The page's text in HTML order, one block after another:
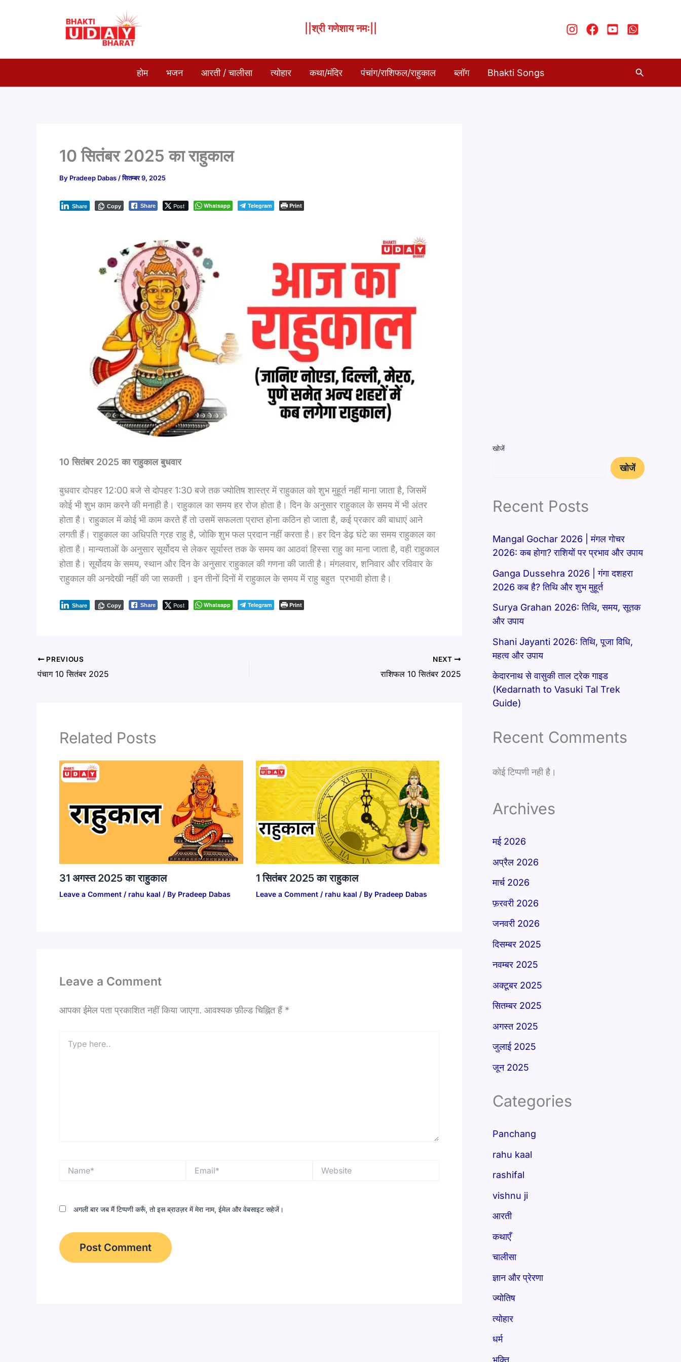
||श्री गणेशाय नमः||
होम भजन आरती / चालीसा त्योहार कथा/मंदिर पंचांग/राशिफल/राहुकाल ब्लॉग Bhakti Songs Search
10 सितंबर 2025 का राहुकाल
By Pradeep Dabas /सितम्बर 9, 2025
Share Post
Share Whatsapp Telegram
Copy Print
10 सितंबर 2025 का राहुकाल बुधवार
बुधवार दोपहर 12:00 बजे से दोपहर 1:30 बजे तक ज्योतिष शास्त्र में राहुकाल को शुभ मुहूर्त नहीं माना जाता है, जिसमें
कोई भी शुभ काम करने की मनाही है। राहुकाल का समय हर रोज होता है। दिन के अनुसार राहुकाल के समय में भी अंतर
होता है। राहुकाल में कोई भी काम करते हैं तो उसमें सफलता प्राप्त होना कठिन हो जाता है, कई प्रकार की बाधाएं आने
लगती हैं। राहुकाल का अधिपति ग्रह राहु है, जोकि शुभ फल प्रदान नहीं करता है। हर दिन डेढ़ घंटे का समय राहुकाल का
होता है। मान्यताओं के अनुसार सूर्योदय से लेकर सूर्यास्त तक के समय का आठवां हिस्सा राहु का माना जाता है, वही राहुकाल
होता है। सूर्योदय के समय, स्थान और दिन के अनुसार राहुकाल की गणना की जाती है। मंगलवार, शनिवार और रविवार के
राहुकाल की अनदेखी नहीं की जा सकती । इन तीनों दिनों में राहुकाल के समय में राहु बहुत प्रभावी होता है।
Share Post
Share Whatsapp Telegram
Copy Print
PREVIOUS
पंचाग 10 सितंबर 2025
NEXT
राशिफल 10 सितंबर 2025
Related Posts
31 अगस्त 2025 का राहुकाल
Leave a Comment / rahu kaal / By Pradeep Dabas
1 सितंबर 2025 का राहुकाल
Leave a Comment / rahu kaal / By Pradeep Dabas
Leave a Comment
आपका ईमेल पता प्रकाशित नहीं किया जाएगा. आवश्यक फ़ील्ड चिह्नित हैं *
here..
अगली बार जब मैं टिप्पणी करूँ, तो इस ब्राउज़र में मेरा नाम, ईमेल और वेबसाइट सहेजें।
खोजें
खोजें
Recent Posts
Mangal Gochar 2026 | मंगल गोचर
2026: कब होगा? राशियों पर प्रभाव और उपाय
Ganga Dussehra 2026 | गंगा दशहरा
2026 कब है? तिथि और शुभ मुहूर्त
Surya Grahan 2026: तिथि, समय, सूतक
और उपाय
Shani Jayanti 2026: तिथि, पूजा विधि,
महत्व और उपाय
केदारनाथ से वासुकी ताल ट्रेक गाइड
(Kedarnath to Vasuki Tal Trek
Guide)
Recent Comments
कोई टिप्पणी नही है।
Archives
मई 2026
अप्रैल 2026
मार्च 2026
फ़रवरी 2026
जनवरी 2026
दिसम्बर 2025
नवम्बर 2025
अक्टूबर 2025
सितम्बर 2025
अगस्त 2025
जुलाई 2025
जून 2025
Categories
Panchang
rahu kaal
rashifal
vishnu ji
आरती
कथाएँ
चालीसा
ज्ञान और प्रेरणा
ज्योतिष
त्योहार
धर्म
भक्ति